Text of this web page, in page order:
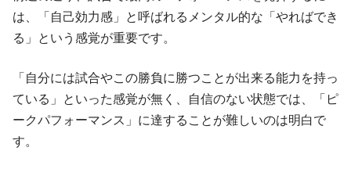
は、「自己効力感」と呼ばれるメンタル的な「やればでき
る」という感覚が重要です。
「自分には試合やこの勝負に勝つことが出来る能力を持っ
ている」といった感覚が無く、自信のない状態では、「ピ
ークパフォーマンス」に達することが難しいのは明白で
す。